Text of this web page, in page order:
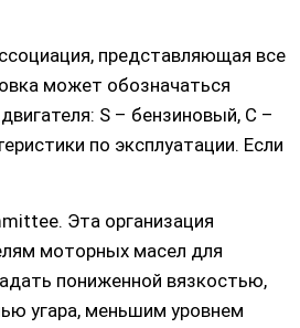
представляющая все
может обозначаться
S – бензиновый, C –
по эксплуатации. Если
Эта организация
моторных масел для
пониженной вязкостью,
угара, меньшим уровнем